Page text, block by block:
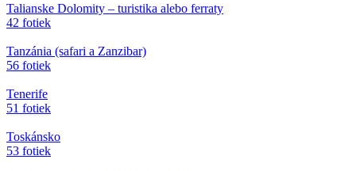
Talianske Dolomity – turistika alebo ferraty
42 fotiek
Tanzánia (safari a Zanzibar)
56 fotiek
Tenerife
51 fotiek
Toskánsko
53 fotiek